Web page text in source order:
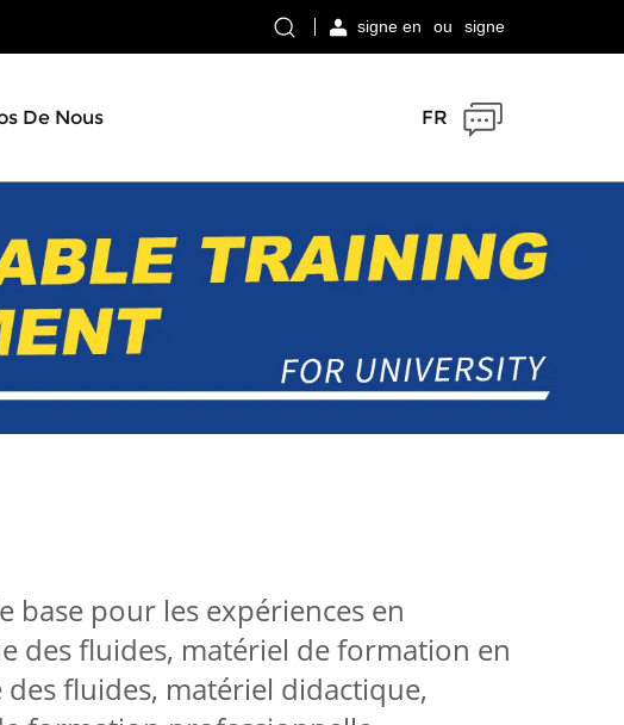
signe en ou signe
De Nous FR
base pour les expériences en
des fluides, matériel de formation en
des fluides, matériel didactique,